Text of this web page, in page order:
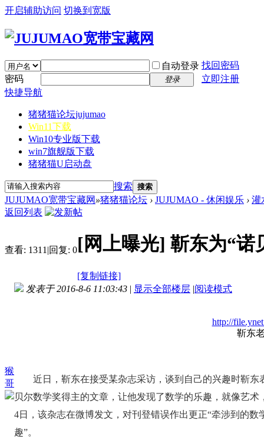
开启辅助访问 切换到宽版
自动登录 找回密码
密码
登录
立即注册
快捷导航
猪猪猫论坛jujumao
Win11下载
Win10专业版下载
win7旗舰版下载
猪猪猫U启动盘
搜索 搜索
JUJUMAO宽带宝藏网 »猪猪猫论坛 › JUJUMAO - 休闲娱乐 › 灌
返回列表
查看: 1311 |回复: 0[网上曝光] 靳东为“诺
[复制链接]
猴
哥
发表于 2016-8-6 11:03:43 | 显示全部楼层 |阅读模式
http://
靳东
近日，靳东在接受某杂志采访，谈到自己的兴趣时靳东
贝尔数学奖得主的文章，让他发现了数学的乐趣，就像艺
4日，该杂志在微博发文，对刊登错误作出更正“牵涉到的
趣”。